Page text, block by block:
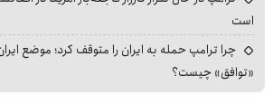
است
چرا ترامپ حمله به ایران را متوقف کرد؛ موضع
«توافق» چیست؟